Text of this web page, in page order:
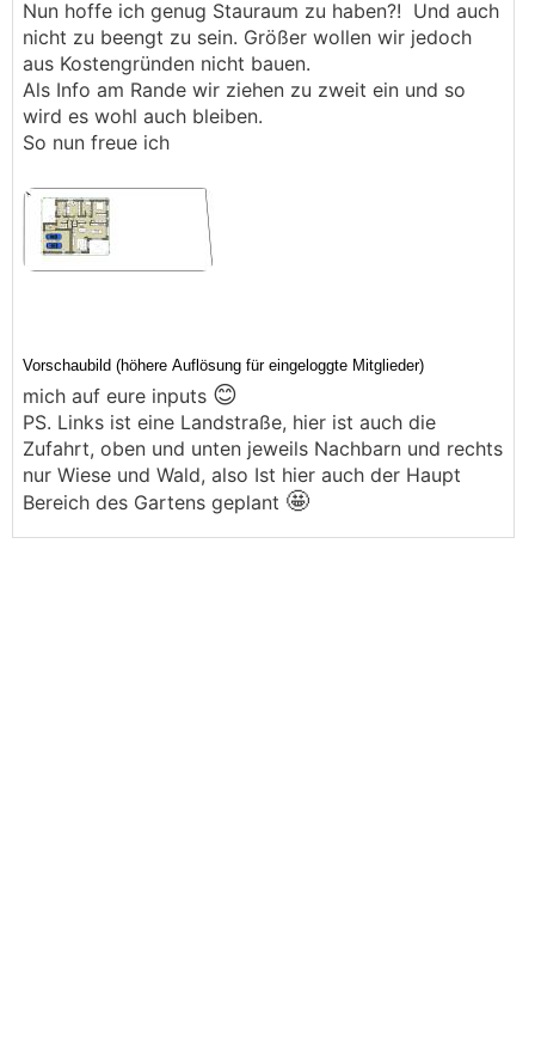
Nun hoffe ich genug Stauraum zu haben?! Und auch
nicht zu beengt zu sein. Größer wollen wir jedoch
aus Kostengründen nicht bauen.
Als Info am Rande wir ziehen zu zweit ein und so
wird es wohl auch bleiben.
So nun freue ich
mich auf eure inputs 😊
PS. Links ist eine Landstraße, hier ist auch die
Zufahrt, oben und unten jeweils Nachbarn und rechts
nur Wiese und Wald, also Ist hier auch der Haupt
Bereich des Gartens geplant 🤩